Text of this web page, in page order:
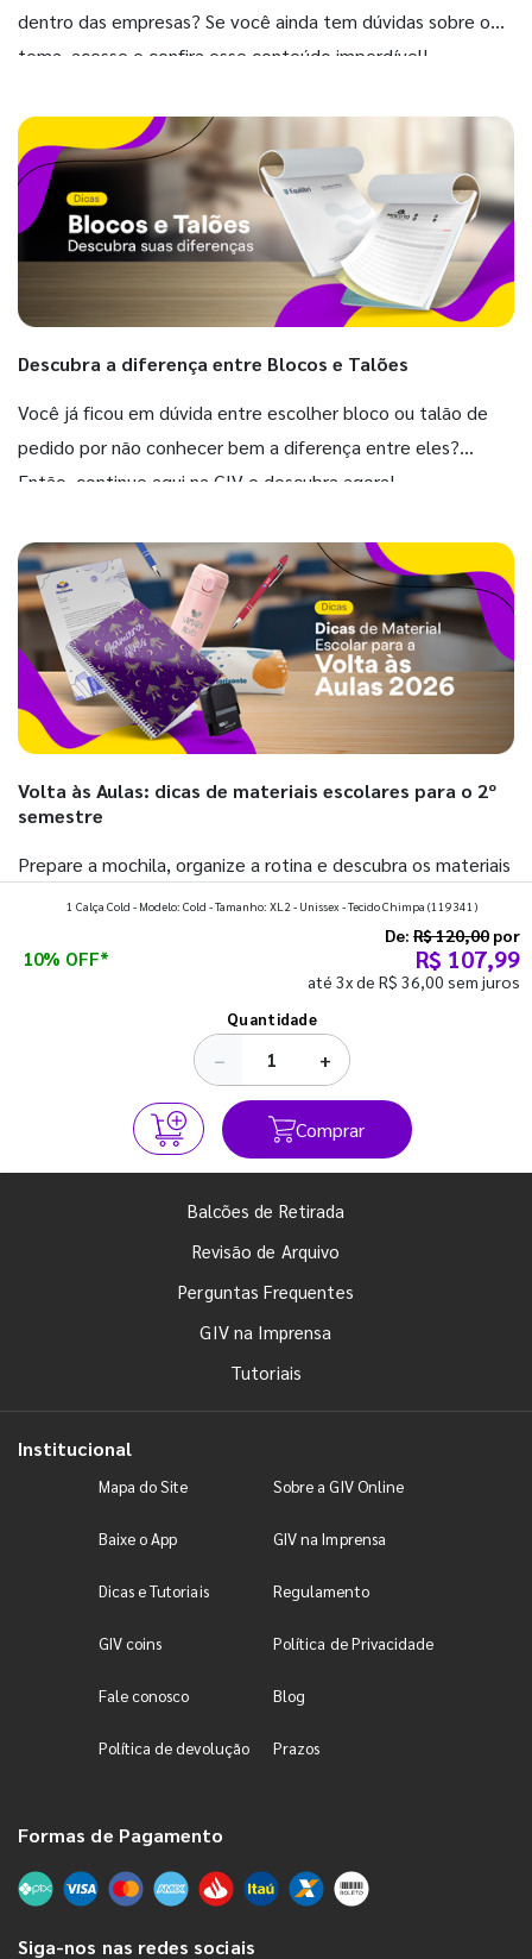
dentro das empresas? Se você ainda tem dúvidas sobre o
tema, acesse e confira esse conteúdo imperdível!
Descubra a diferença entre Blocos e Talões
Você já ficou em dúvida entre escolher bloco ou talão de
pedido por não conhecer bem a diferença entre eles?
Então, continue aqui na GIV e descubra agora!
Volta às Aulas: dicas de materiais escolares para o 2º
semestre
Prepare a mochila, organize a rotina e descubra os materiais
que fazem toda diferença para começar o segundo
1 Calça Cold - Modelo: Cold - Tamanho: XL2 - Unissex - Tecido Chimpa (119341)
10% OFF*
De: R$ 120,00 por
R$ 107,99
até 3x de R$ 36,00 sem juros
Quantidade
− +
Comprar
Balcões de Retirada
Revisão de Arquivo
Perguntas Frequentes
GIV na Imprensa
Tutoriais
Institucional
Mapa do Site Sobre a GIV Online
Baixe o App GIV na Imprensa
Dicas e Tutoriais Regulamento
GIV coins Política de Privacidade
Fale conosco Blog
Política de devolução Prazos
Formas de Pagamento
Siga-nos nas redes sociais